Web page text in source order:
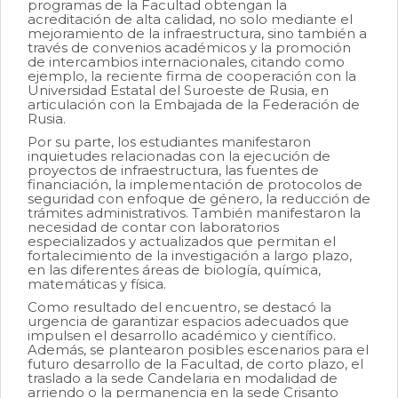
programas de la Facultad obtengan la
acreditación de alta calidad, no solo mediante el
mejoramiento de la infraestructura, sino también a
través de convenios académicos y la promoción
de intercambios internacionales, citando como
ejemplo, la reciente firma de cooperación con la
Universidad Estatal del Suroeste de Rusia, en
articulación con la Embajada de la Federación de
Rusia.
Por su parte, los estudiantes manifestaron
inquietudes relacionadas con la ejecución de
proyectos de infraestructura, las fuentes de
financiación, la implementación de protocolos de
seguridad con enfoque de género, la reducción de
trámites administrativos. También manifestaron la
necesidad de contar con laboratorios
especializados y actualizados que permitan el
fortalecimiento de la investigación a largo plazo,
en las diferentes áreas de biología, química,
matemáticas y física.
Como resultado del encuentro, se destacó la
urgencia de garantizar espacios adecuados que
impulsen el desarrollo académico y científico.
Además, se plantearon posibles escenarios para el
futuro desarrollo de la Facultad, de corto plazo, el
traslado a la sede Candelaria en modalidad de
arriendo o la permanencia en la sede Crisanto